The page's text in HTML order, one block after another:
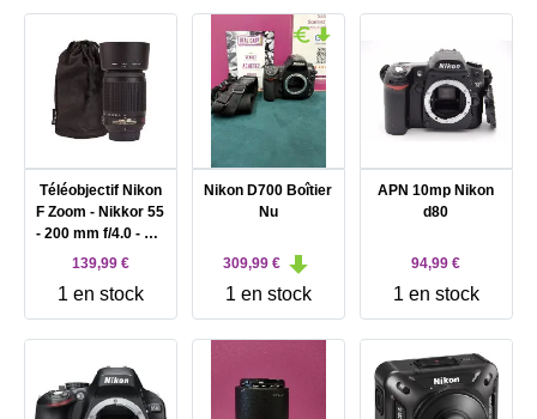
Téléobjectif Nikon
F Zoom - Nikkor 55
- 200 mm f/4.0 - 5.6
G ED - IF AF - S DX
D1, D100, D1H,
D1X, D2H, D2HS,
D2X, D2Xs, D50,
D70; F 100, 5 50, 6,
65, 75, 80, 801
139,99 €
1 en stock
Nikon D700 Boîtier
Nu
309,99 €
1 en stock
APN 10mp Nikon
d80
94,99 €
1 en stock